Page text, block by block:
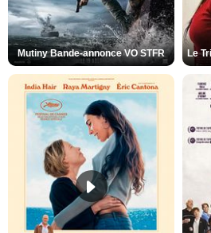
Mutiny Bande-annonce VO STFR Le